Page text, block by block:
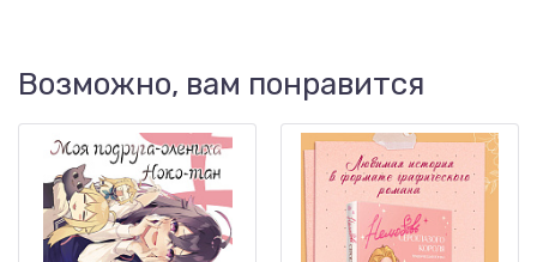
Возможно, вам понравится